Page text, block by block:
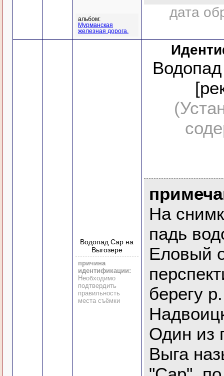
дата
альбом:
Мурманская
железная дорога.
Водопад Сар на
Выгозере
причина
идентификации:
Необходимо
подтвердить
правильность
места съёмки
На
падь
Еловый
берегу
Один из
Выга